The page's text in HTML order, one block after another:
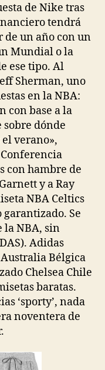
de Nike tras
tendrá
de un año con un
Mundial o la
ese tipo. Al
Sherman, uno
en la NBA:
con base a la
dónde
verano»,
con hambre de
y a Ray
NBA Celtics
Se
la NBA, sin
Adidas
Bélgica
Chelsea Chile
baratas.
‘sporty’, nada
noventera de